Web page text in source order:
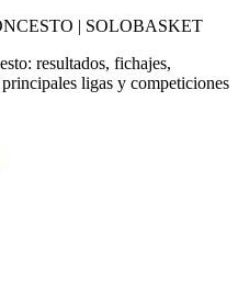
| SOLOBASKET
resultados, fichajes,
ligas y competiciones